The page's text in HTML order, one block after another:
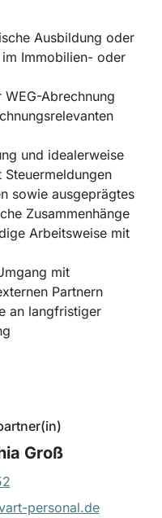
Ausbildung oder
Immobilien- oder
Abrechnung
und idealerweise
sowie ausgeprägtes
Zusammenhänge
Arbeitsweise mit
mit
Partnern
an langfristiger
Groß
personal.de